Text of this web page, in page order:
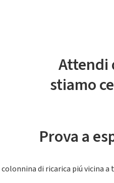
Attendi
stiamo
Prova a
di ricarica piú vicina